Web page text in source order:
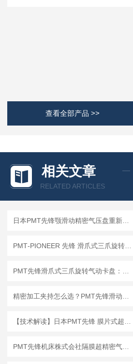
查看全部产品 >>
相关文章
RELATED ARTICLES